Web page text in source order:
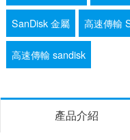
SanDisk 金屬 高速傳輸
高速傳輸 sandisk
產品介紹